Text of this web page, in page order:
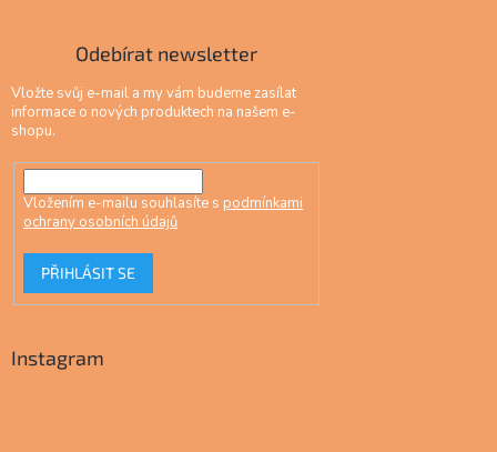
Odebírat newsletter
Vložte svůj e-mail a my vám budeme zasílat
informace o nových produktech na našem e-
shopu.
Vložením e-mailu souhlasíte s podmínkami
ochrany osobních údajů
PŘIHLÁSIT SE
Instagram